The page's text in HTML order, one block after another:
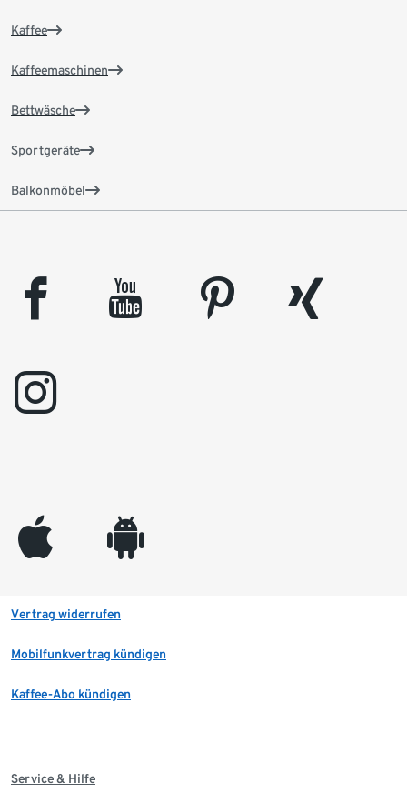
Kaffee
Kaffeemaschinen
Bettwäsche
Sportgeräte
Balkonmöbel
facebook youtube pinterest
xing
instagram
appleinc android
Vertrag widerrufen
Mobilfunkvertrag kündigen
Kaffee-Abo kündigen
Service & Hilfe